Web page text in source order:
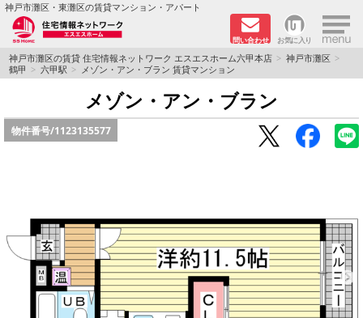
神戸市灘区・東灘区の賃貸マンション・アパート
問い合わせ お気に入り ×
TOPページ
学生さん向け物件
路線·駅から探す
地域から探す
神戸市灘区の賃貸 住宅情報ネットワーク エスエスホーム六甲本店
神戸市灘区
鶴甲
六甲駅 メゾン・アン・ブラン 賃貸マンション
メゾン・アン・ブラン
物件番号/1123135577